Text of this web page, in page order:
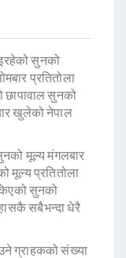
सुनको
प्रतितोला
सुनको
खुलेको नेपाल
मूल्य मंगलबार
मूल्य प्रतितोला
सुनको
सबैभन्दा धेरै
ग्राहकको संख्या